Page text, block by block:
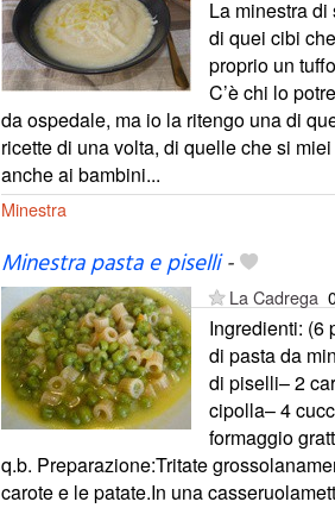
La minestra
di quei cibi
proprio un
C’è chi lo
da ospedale, ma io la ritengo una di
ricette di una volta, di quelle che si
anche ai bambini...
Minestra
Minestra pasta e piselli-
La Cadrega
Ingredienti: (6
di pasta da
di piselli– 2
cipolla– 4
formaggio
q.b. Preparazione:Tritate
carote e le patate.In una